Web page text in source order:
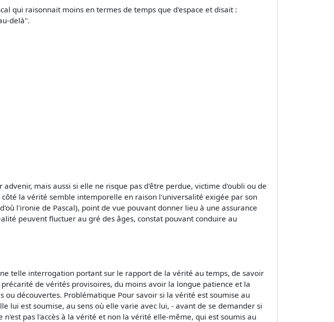
qui raisonnait moins en termes de temps que d'espace et disait :
delà".
mais aussi si elle ne risque pas d'être perdue, victime d'oubli ou de
la vérité semble intemporelle en raison l'universalité exigée par son
l'ironie de Pascal), point de vue pouvant donner lieu à une assurance
peuvent fluctuer au gré des âges, constat pouvant conduire au
telle interrogation portant sur le rapport de la vérité au temps, de savoir
de vérités provisoires, du moins avoir la longue patience et la
découvertes. Problématique Pour savoir si la vérité est soumise au
lui est soumise, au sens où elle varie avec lui, - avant de se demander si
pas l'accès à la vérité et non la vérité elle-même, qui est soumis au